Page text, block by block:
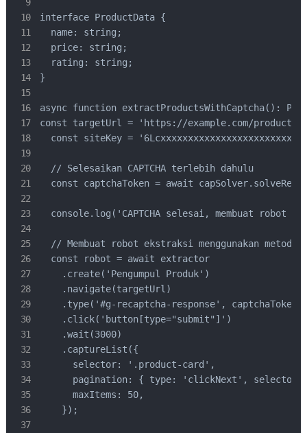
interface ProductData {
  name: string;
  price: string;
  rating: string;
}
async function extractProductsWithCaptcha():
const targetUrl = 'https://example.com/
const siteKey =
  // Selesaikan CAPTCHA terlebih dahulu
const captchaToken = await
console.log('CAPTCHA selesai, membuat robot
// Membuat robot ekstraksi menggunakan metode
  const robot = await extractor
    .create('Pengumpul Produk')
    .navigate(targetUrl)
    .type('#g-recaptcha-response', captchaToken)
    .click('button[type="submit"]')
    .wait(3000)
    .captureList({
      selector: '.product-card',
pagination: { type: 'clickNext', selector:
      maxItems: 50,
    });